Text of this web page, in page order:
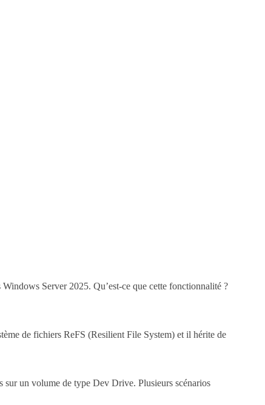
Server 2025. Qu’est-ce que cette fonctionnalité ?
de fichiers ReFS (Resilient File System) et il hérite de
sur un volume de type Dev Drive. Plusieurs scénarios